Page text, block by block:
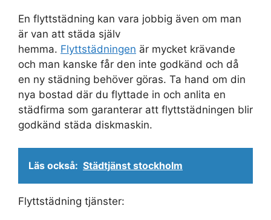
En flyttstädning kan vara jobbig även om man
är van att städa själv
hemma. Flyttstädningen är mycket krävande
och man kanske får den inte godkänd och då
en ny städning behöver göras. Ta hand om din
nya bostad där du flyttade in och anlita en
städfirma som garanterar att flyttstädningen blir
godkänd städa diskmaskin.
Läs också: Städtjänst stockholm
Flyttstädning tjänster: